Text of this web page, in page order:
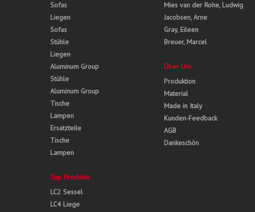
Sofas
Liegen
Sofas
Stühle
Liegen
Aluminum Group
Stühle
Aluminum Group
Tische
Lampen
Ersatzteile
Tische
Lampen
Top Produkte
LC2 Sessel
LC4 Liege
Mies van der Rohe, Ludwig
Jacobsen, Arne
Gray, Eileen
Breuer, Marcel
Über Uns
Produktion
Material
Made in Italy
Kunden-Feedback
AGB
Dankeschön